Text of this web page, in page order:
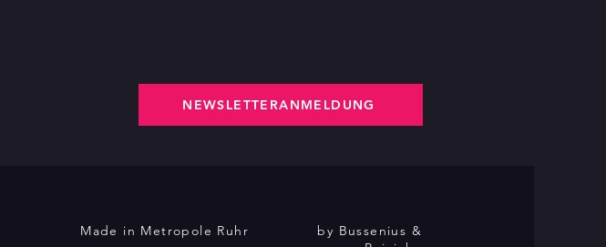
NEWSLETTERANMELDUNG
Made in Metropole Ruhr
by Bussenius &